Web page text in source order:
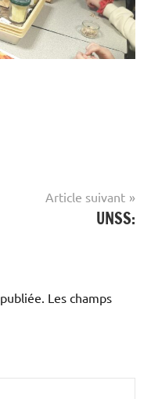
Article suivant
UNSS:
Les champs